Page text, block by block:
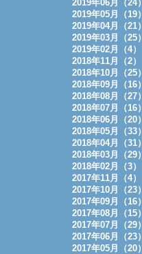
2019年06月（24）
2019年05月（19）
2019年04月（21）
2019年03月（25）
2019年02月（4）
2018年11月（2）
2018年10月（25）
2018年09月（16）
2018年08月（27）
2018年07月（16）
2018年06月（20）
2018年05月（33）
2018年04月（31）
2018年03月（29）
2018年02月（3）
2017年11月（4）
2017年10月（23）
2017年09月（16）
2017年08月（15）
2017年07月（29）
2017年06月（23）
2017年05月（20）